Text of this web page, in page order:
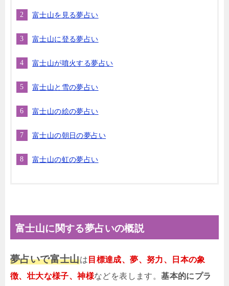
富士山を見る夢占い
富士山に登る夢占い
富士山が噴火する夢占い
富士山と雪の夢占い
富士山の絵の夢占い
富士山の朝日の夢占い
富士山の虹の夢占い
富士山に関する夢占いの概説
夢占いで富士山は 目標達成、夢、努力、日本の象
徴、壮大な様子、神様などを表します。基本的にプラ